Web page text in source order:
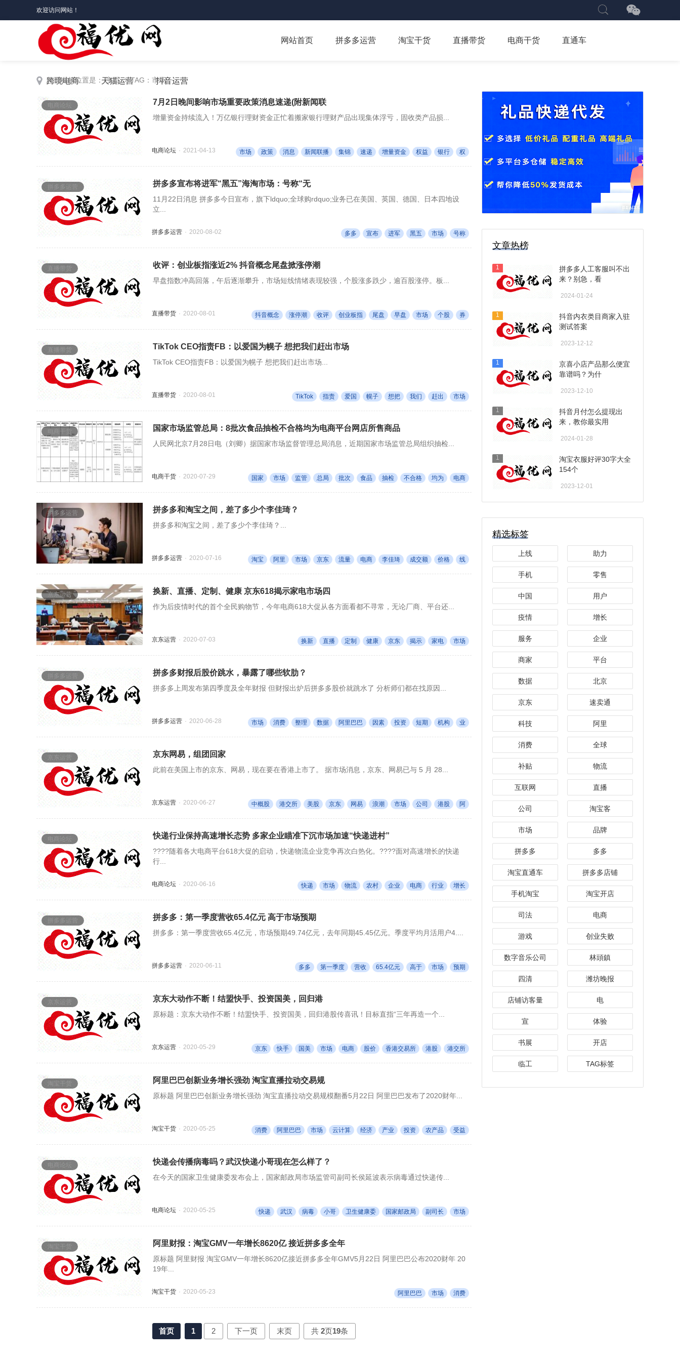
欢迎访问网站！
网站首页 拼多多运营 淘宝干货 直播带货 电商干货 直通车
跨境电商 天猫运营 抖音运营
您现在的位置是： 主页 > TAG：市场
7月2日晚间影响市场重要政策消息速递(附新闻联
增量资金持续流入！万亿银行理财资金正忙着搬家银行理财产品出现集体浮亏，固收类产品损...
电商论坛 2021-04-13 市场 政策 消息 新闻联播 集锦 速递 增量资金 权益 银行 权
电商论坛
拼多多宣布将进军“黑五”海淘市场：号称“无
11月22日消息 拼多多今日宣布，旗下ldquo;全球购rdquo;业务已在美国、英国、德国、日本四地设
立...
拼多多运营 2020-08-02 多多 宣布 进军 黑五 市场 号称
拼多多运营
收评：创业板指涨近2% 抖音概念尾盘掀涨停潮
早盘指数冲高回落，午后逐渐攀升，市场短线情绪表现较强，个股涨多跌少，逾百股涨停。板...
直播带货 2020-08-01 抖音概念 涨停潮 收评 创业板指 尾盘 早盘 市场 个股 券
直播带货
TikTok CEO指责FB：以爱国为幌子 想把我们赶出市场
TikTok CEO指责FB：以爱国为幌子 想把我们赶出市场...
直播带货 2020-08-01 TikTok 指责 爱国 幌子 想把 我们 赶出 市场
直播带货
国家市场监管总局：8批次食品抽检不合格均为电商平台网店所售商品
人民网北京7月28日电（刘卿）据国家市场监督管理总局消息，近期国家市场监管总局组织抽检...
电商干货 2020-07-29 国家 市场 监管 总局 批次 食品 抽检 不合格 均为 电商
电商干货
拼多多和淘宝之间，差了多少个李佳琦？
拼多多和淘宝之间，差了多少个李佳琦？...
拼多多运营 2020-07-16 淘宝 阿里 市场 京东 流量 电商 李佳琦 成交额 价格 线
拼多多运营
换新、直播、定制、健康 京东618揭示家电市场四
作为后疫情时代的首个全民购物节，今年电商618大促从各方面看都不寻常，无论厂商、平台还...
京东运营 2020-07-03 换新 直播 定制 健康 京东 揭示 家电 市场
京东运营
拼多多财报后股价跳水，暴露了哪些软肋？
拼多多上周发布第四季度及全年财报 但财报出炉后拼多多股价就跳水了 分析师们都在找原因...
拼多多运营 2020-06-28 市场 消费 整理 数据 阿里巴巴 因素 投资 短期 机构 业
拼多多运营
京东网易，组团回家
此前在美国上市的京东、网易，现在要在香港上市了。 据市场消息，京东、网易已与 5 月 28...
京东运营 2020-06-27 中概股 港交所 美股 京东 网易 浪潮 市场 公司 港股 阿
京东运营
快递行业保持高速增长态势 多家企业瞄准下沉市场加速“快递进村”
????随着各大电商平台618大促的启动，快递物流企业竞争再次白热化。????面对高速增长的快递
行...
电商论坛 2020-06-16 快递 市场 物流 农村 企业 电商 行业 增长
电商论坛
拼多多：第一季度营收65.4亿元 高于市场预期
拼多多：第一季度营收65.4亿元，市场预期49.74亿元，去年同期45.45亿元。季度平均月活用户4....
拼多多运营 2020-06-11 多多 第一季度 营收 65.4亿元 高于 市场 预期
拼多多运营
京东大动作不断！结盟快手、投资国美，回归港
原标题：京东大动作不断！结盟快手、投资国美，回归港股传喜讯！目标直指“三年再造一个...
京东运营 2020-05-29 京东 快手 国美 市场 电商 股价 香港交易所 港股 港交所
京东运营
阿里巴巴创新业务增长强劲 淘宝直播拉动交易规
原标题 阿里巴巴创新业务增长强劲 淘宝直播拉动交易规模翻番5月22日 阿里巴巴发布了2020财年...
淘宝干货 2020-05-25 消费 阿里巴巴 市场 云计算 经济 产业 投资 农产品 受益
淘宝干货
快递会传播病毒吗？武汉快递小哥现在怎么样了？
在今天的国家卫生健康委发布会上，国家邮政局市场监管司副司长侯延波表示病毒通过快递传...
电商论坛 2020-05-25 快递 武汉 病毒 小哥 卫生健康委 国家邮政局 副司长 市场
电商论坛
阿里财报：淘宝GMV一年增长8620亿 接近拼多多全年
原标题 阿里财报 淘宝GMV一年增长8620亿接近拼多多全年GMV5月22日 阿里巴巴公布2020财年 20
19年...
淘宝干货 2020-05-23 阿里巴巴 市场 消费
淘宝干货
首页 1 2 下一页 末页 共 2页19条
文章热榜
1
拼多多人工客服叫不出
来？别急，看
2024-01-24
1
抖音内衣类目商家入驻
测试答案
2023-12-12
1
京喜小店产品那么便宜
靠谱吗？为什
2023-12-10
1
抖音月付怎么提现出
来，教你最实用
2024-01-28
1
淘宝衣服好评30字大全
154个
2023-12-01
精选标签
上线 助力
手机 零售
中国 用户
疫情 增长
服务 企业
商家 平台
数据 北京
京东 速卖通
科技 阿里
消费 全球
补贴 物流
互联网 直播
公司 淘宝客
市场 品牌
拼多多 多多
淘宝直通车 拼多多店铺
手机淘宝 淘宝开店
司法 电商
游戏 创业失败
数字音乐公司 林頭鎮
四清 潍坊晚报
店铺访客量 电
宣 体验
书展 开店
临工 TAG标签